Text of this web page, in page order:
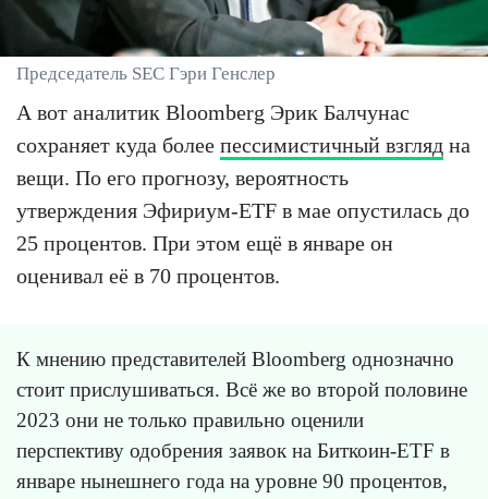
Председатель SEC Гэри Генслер
А вот аналитик Bloomberg Эрик Балчунас
сохраняет куда более пессимистичный взгляд на
вещи. По его прогнозу, вероятность
утверждения Эфириум-ETF в мае опустилась до
25 процентов. При этом ещё в январе он
оценивал её в 70 процентов.
К мнению представителей Bloomberg однозначно
стоит прислушиваться. Всё же во второй половине
2023 они не только правильно оценили
перспективу одобрения заявок на Биткоин-ETF в
январе нынешнего года на уровне 90 процентов,